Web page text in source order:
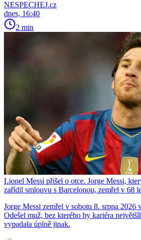
NESPECHEJ.cz
dnes, 16:40
2 min
Lionel Messi přišel o otce. Jorge Messi,
zařídil smlouvu s Barcelonou, zemřel v 68
Jorge Messi zemřel v sobotu 8. srpna 2026
Odešel muž, bez kterého by kariéra
vypadala úplně jinak.